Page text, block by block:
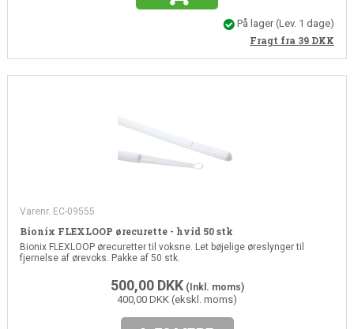
På lager(Lev. 1 dage)
Fragt fra 39 DKK
Varenr. EC-09555
Bionix FLEXLOOP ørecurette - hvid 50 stk
Bionix FLEXLOOP ørecuretter til voksne. Let bøjelige øreslynger til
fjernelse af ørevoks. Pakke af 50 stk.
500,00 DKK(Inkl. moms)
400,00 DKK (ekskl. moms)